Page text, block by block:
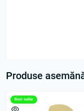
Produse
Best-seller